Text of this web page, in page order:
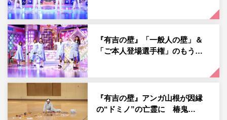
『有吉の壁』
日本テレビ系
2021年9月1日（水）後7・00～7・54
MC：有吉弘行
アシスタント：佐藤栞里
出演者：椿鬼奴／三四郎、シソンヌ、ジャングルポケッ
ト、タイムマシーン3号、チョコレートプラネット、ハナ
コ、パンサー、四千頭身／インポッシブル、蛙亭、かが
『有吉の壁』「一般人の壁」＆
「ご本人登場選手権」のもう…
『有吉の壁』アンガ山根が因縁
の“ドミノ”の亡霊に 椿鬼…